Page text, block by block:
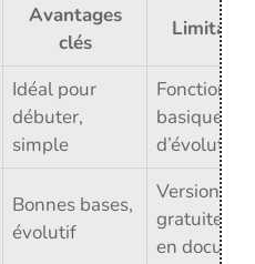
Avantages
clés
Idéal pour
débuter,
simple
basiques,
Bonnes bases,
évolutif
Version
gratuite
en